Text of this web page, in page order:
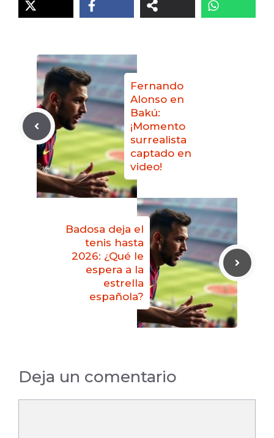
Fernando
Alonso en
Bakú:
¡Momento
surrealista
captado en
video!
Badosa deja el
tenis hasta
2026: ¿Qué le
espera a la
estrella
española?
Deja un comentario